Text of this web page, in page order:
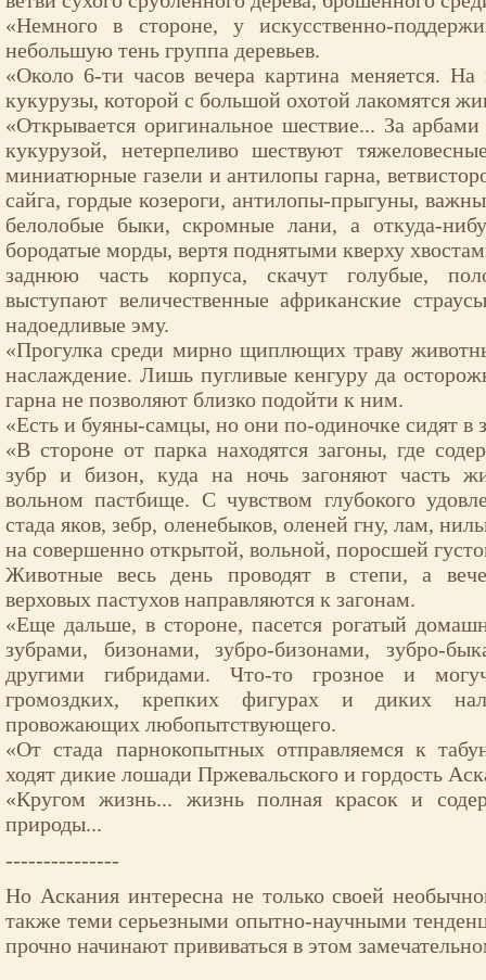
«Немного в стороне, у искусственно-
небольшую тень группа деревьев.
«Около 6-ти часов вечера картина меняется. На
кукурузы, которой с большой охотой лакомятся
«Открывается оригинальное шествие... За
кукурузой, нетерпеливо шествуют
миниатюрные газели и антилопы гарна,
сайга, гордые козероги, антилопы-прыгуны,
белолобые быки, скромные лани, а откуда-
бородатые морды, вертя поднятыми кверху
заднюю часть корпуса, скачут голубые,
выступают величественные африканские
надоедливые эму.
«Прогулка среди мирно щиплющих траву
наслаждение. Лишь пугливые кенгуру да
гарна не позволяют близко подойти к ним.
«Есть и буяны-самцы, но они по-одиночке сидят в
«В стороне от парка находятся загоны, где
зубр и бизон, куда на ночь загоняют часть
вольном пастбище. С чувством глубокого
стада яков, зебр, оленебыков, оленей гну, лам,
на совершенно открытой, вольной, поросшей
Животные весь день проводят в степи, а
верховых пастухов направляются к загонам.
«Еще дальше, в стороне, пасется рогатый
зубрами, бизонами, зубро-бизонами, зубро-
другими гибридами. Что-то грозное и
громоздких, крепких фигурах и диких
провожающих любопытствующего.
«От стада парнокопытных отправляемся к
ходят дикие лошади Пржевальского и гордость
«Кругом жизнь... жизнь полная красок и
природы...
---------------
Но Аскания интересна не только своей
также теми серьезными опытно-научными
прочно начинают прививаться в этом